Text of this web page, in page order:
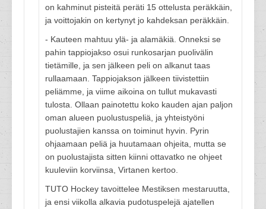
on kahminut pisteitä peräti 15 ottelusta peräkkäin,
ja voittojakin on kertynyt jo kahdeksan peräkkäin.
- Kauteen mahtuu ylä- ja alamäkiä. Onneksi se
pahin tappiojakso osui runkosarjan puolivälin
tietämille, ja sen jälkeen peli on alkanut taas
rullaamaan. Tappiojakson jälkeen tiivistettiin
peliämme, ja viime aikoina on tullut mukavasti
tulosta. Ollaan painotettu koko kauden ajan paljon
oman alueen puolustuspeliä, ja yhteistyöni
puolustajien kanssa on toiminut hyvin. Pyrin
ohjaamaan peliä ja huutamaan ohjeita, mutta se
on puolustajista sitten kiinni ottavatko ne ohjeet
kuuleviin korviinsa, Virtanen kertoo.
TUTO Hockey tavoittelee Mestiksen mestaruutta,
ja ensi viikolla alkavia pudotuspelejä ajatellen